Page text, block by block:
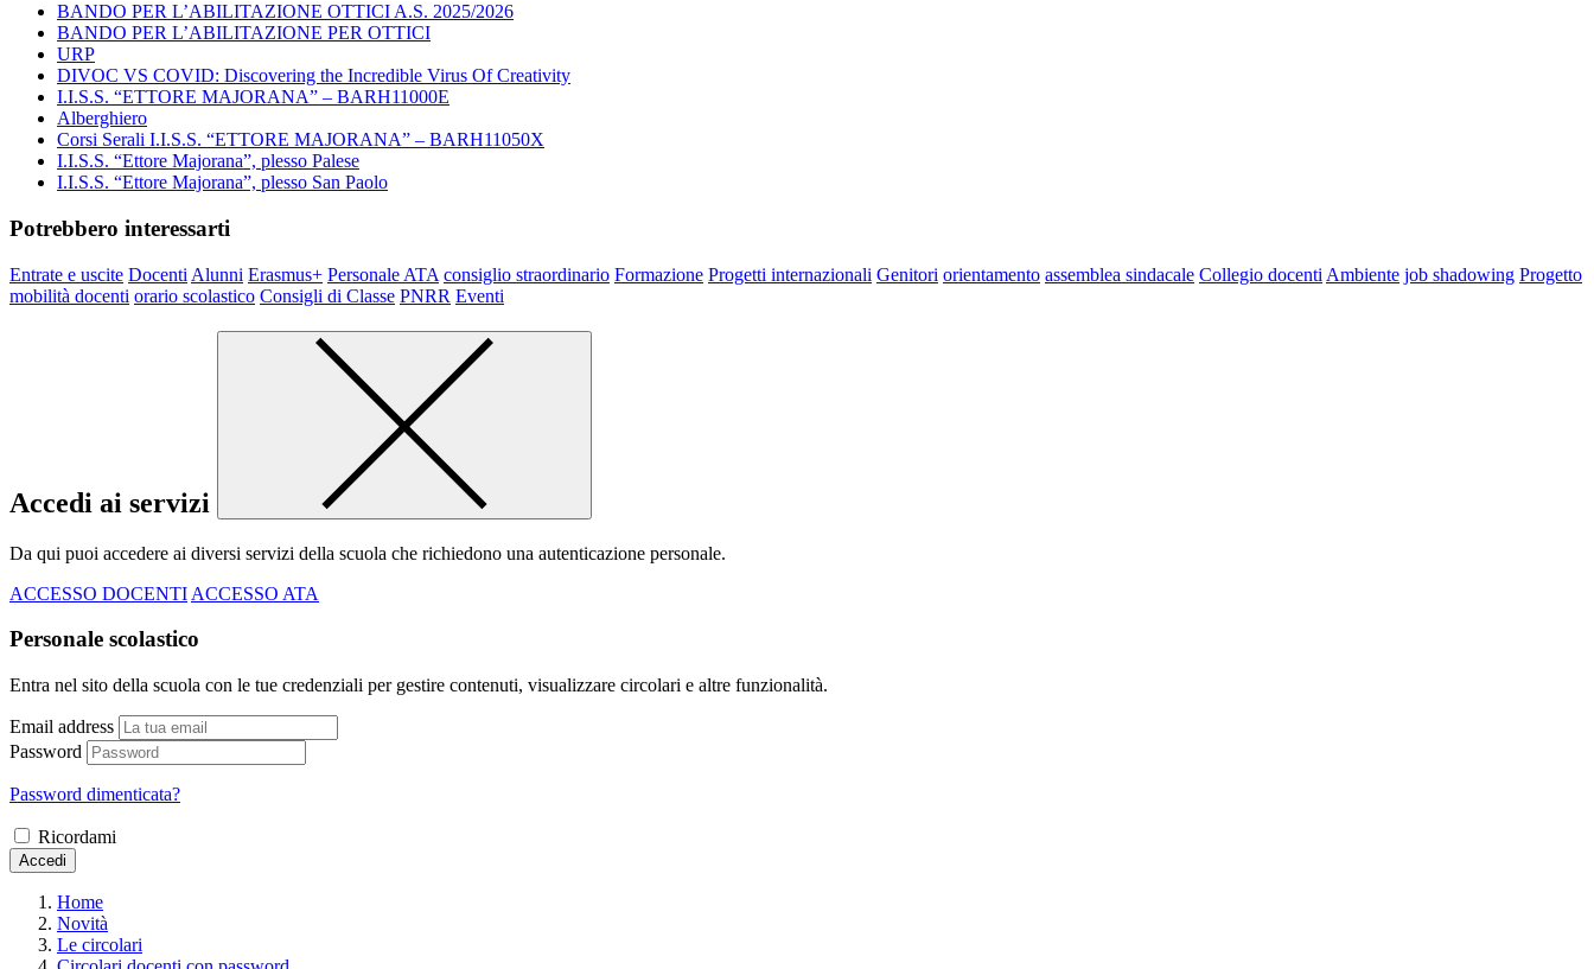
BANDO PER L’ABILITAZIONE OTTICI A.S. 2025/2026
BANDO PER L’ABILITAZIONE PER OTTICI
URP
DIVOC VS COVID: Discovering the Incredible Virus Of Creativity
I.I.S.S. “ETTORE MAJORANA” – BARH11000E
Alberghiero
Corsi Serali I.I.S.S. “ETTORE MAJORANA” – BARH11050X
I.I.S.S. “Ettore Majorana”, plesso Palese
I.I.S.S. “Ettore Majorana”, plesso San Paolo
Potrebbero interessarti
Entrate e uscite Docenti Alunni Erasmus+ Personale ATA consiglio straordinario Formazione Progetti internazionali Genitori orientamento assemblea sindacale Collegio docenti Ambiente job shadowing Progetto
mobilità docenti orario scolastico Consigli di Classe PNRR Eventi
Accedi ai servizi
Da qui puoi accedere ai diversi servizi della scuola che richiedono una autenticazione personale.
ACCESSO DOCENTI ACCESSO ATA
Personale scolastico
Entra nel sito della scuola con le tue credenziali per gestire contenuti, visualizzare circolari e altre funzionalità.
Email address
Password
Password dimenticata?
Ricordami
Accedi
Home
Novità
Le circolari